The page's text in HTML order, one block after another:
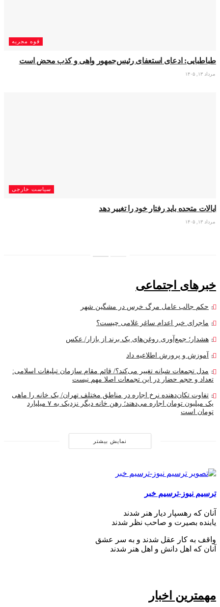
قوه مجریه
طباطبایی: ادعای استعفای رئیس‌جمهور واهی و کذب محض است
مرداد ۱۳, ۱۴۰۵
سیاست خارجی
ایالات متحده باید رفتار خود را تغییر دهد
مرداد ۱۳, ۱۴۰۵
خبرهای اجتماعی
حکم جالب عامل مرگ خرس در مشگین‌ شهر
ماجرای خبر اعدام ساغر غلامی چیست؟
هشدار؛ جمع‌آوری روغن‌های یک برند از بازار/ عکس
آموزش و پرورش اطلاعیه داد
مدل تجمعات شبانه تغییر می‌کند؟/ قائم مقام سازمان تبلیغات اسلامی:
تعداد و حجم حضار در این تجمعات اصلا مهم نیست
تفاوت تکان‌دهنده نرخ اجاره در مناطق مختلف تهران/ یک خانه را ماهی
یک میلیون تومان اجاره می‌دهند؛ رهن خانه دیگر نزدیک به ۷ میلیارد
تومان است
نمایش بیشتر
ترسیم نیوز-ترسیم خبر
آنان که رهسپار دیار هنر شدند
یابنده بصیرت و صاحب نظر شدند
واقف به کار عقل شدند و به سر عشق
آنان که اهل دانش و اهل هنر شدند
مهمترین اخبار